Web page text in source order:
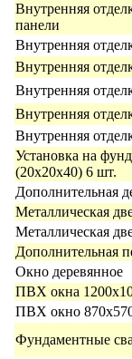
Внутренняя
панели
Внутренняя
Внутренняя
Внутренняя
Внутренняя
Внутренняя
Установка на
(20х20х40) 6 шт.
Дополнительная
Металлическая
Металлическая
Дополнительная
Окно деревянное
ПВХ окна
ПВХ окно
Фундаментные